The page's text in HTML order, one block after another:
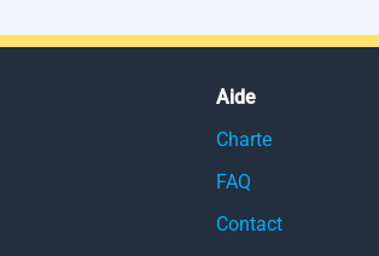
Aide
Charte
FAQ
Contact